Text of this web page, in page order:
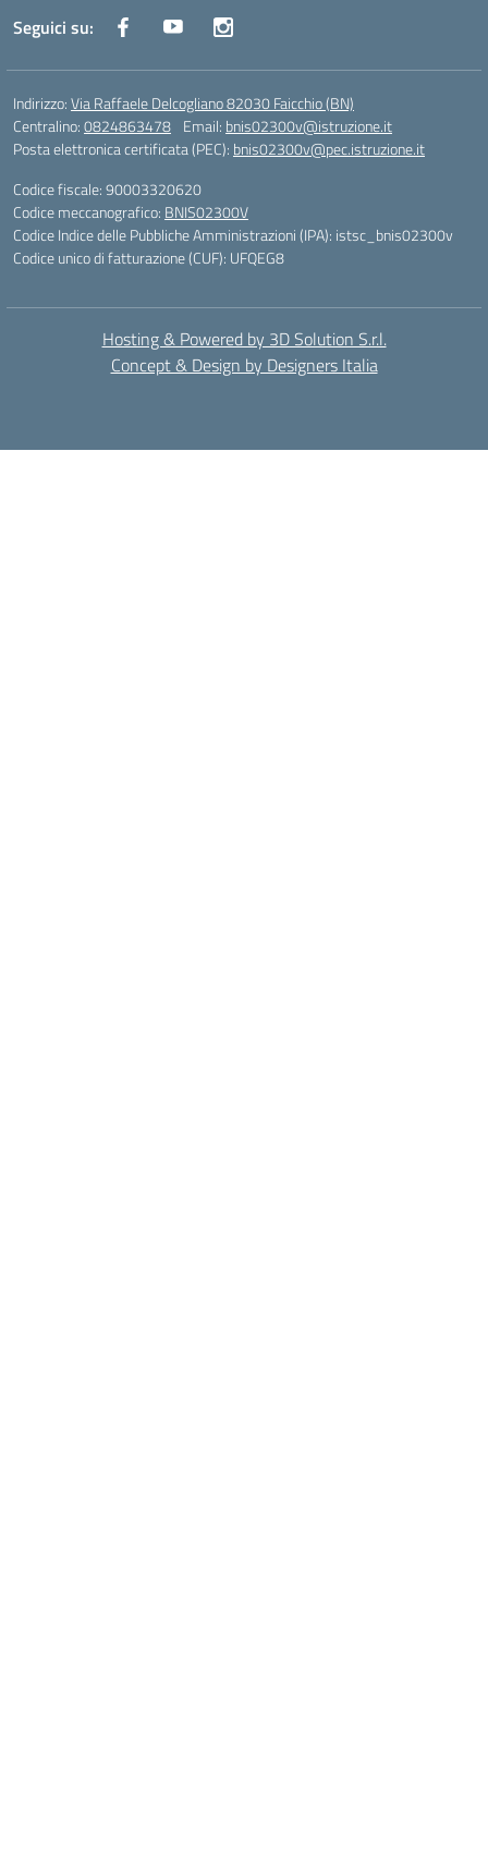
Seguici su:
Indirizzo:Via Raffaele Delcogliano 82030 Faicchio (BN)
Centralino:0824863478 Email: bnis02300v@istruzione.it
Posta elettronica certificata (PEC): bnis02300v@pec.istruzione.it
Codice fiscale: 90003320620
Codice meccanografico: BNIS02300V
Codice Indice delle Pubbliche Amministrazioni (IPA): istsc_bnis02300v
Codice unico di fatturazione (CUF): UFQEG8
Hosting & Powered by 3D Solution S.r.l.
Concept & Design by Designers Italia